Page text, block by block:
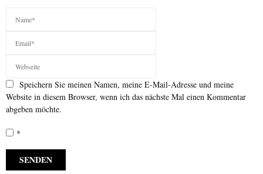
Speichern Sie meinen Namen, meine E-Mail-Adresse und meine
Website in diesem Browser, wenn ich das nächste Mal einen Kommentar
abgeben möchte.
*